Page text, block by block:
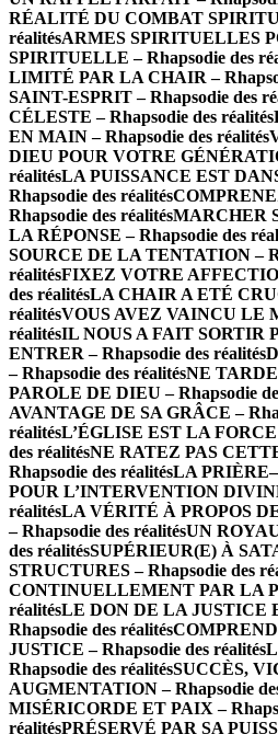
RÉALITÉ DU COMBAT
réalitésARMES SPIRITUELLES
SPIRITUELLE – Rhapsodie des
LIMITÉ PAR LA CHAIR –
SAINT-ESPRIT – Rhapsodie des
CÉLESTE – Rhapsodie des réalités
EN MAIN – Rhapsodie des réalités
DIEU POUR VOTRE
réalitésLA PUISSANCE EST
Rhapsodie des réalités
Rhapsodie des réalitésMARCHER
LA RÉPONSE – Rhapsodie des
SOURCE DE LA TENTATION –
réalitésFIXEZ VOTRE
des réalitésLA CHAIR A ETÉ
réalitésVOUS AVEZ VAINCU LE
réalitésIL NOUS A FAIT SORTIR
ENTRER – Rhapsodie des réalités
– Rhapsodie des réalitésNE
PAROLE DE DIEU – Rhapsodie
AVANTAGE DE SA GRÂCE –
réalitésL’ÉGLISE EST LA
des réalitésNE RATEZ PAS
Rhapsodie des réalitésLA
POUR L’INTERVENTION
réalitésLA VÉRITÉ À PROPOS
– Rhapsodie des réalitésUN
des réalitésSUPÉRIEUR(E) À
STRUCTURES – Rhapsodie des
CONTINUELLEMENT PAR LA
réalitésLE DON DE LA JUSTICE
Rhapsodie des réalités
JUSTICE – Rhapsodie des réalités
Rhapsodie des réalitésSUCCÈS,
AUGMENTATION – Rhapsodie
MISÉRICORDE ET PAIX –
réalitésPRÉSERVÉ PAR SA